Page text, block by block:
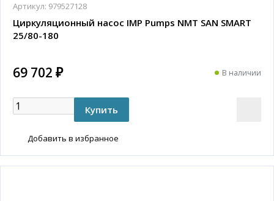
Артикул: 979527128
Циркуляционный насос IMP Pumps NMT SAN SMART
25/80-180
69 702 ₽ В наличии
Добавить в избранное